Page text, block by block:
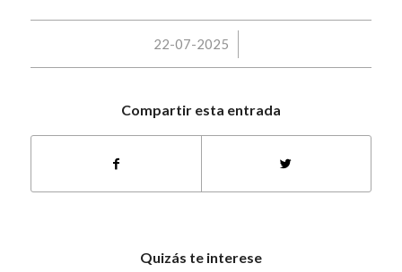
22-07-2025
/
Compartir esta entrada
Quizás te interese